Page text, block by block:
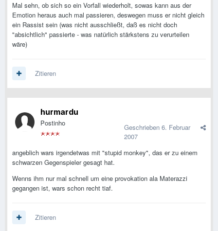
Mal sehn, ob sich so ein Vorfall wiederholt, sowas kann aus der
Emotion heraus auch mal passieren, deswegen muss er nicht gleich
ein Rassist sein (was nicht ausschließt, daß es nicht doch
"absichtlich" passierte - was natürlich stärkstens zu verurteilen
wäre)
Zitieren
hurmardu
Postinho Geschrieben 6. Februar
2007
angeblich wars irgendetwas mit "stupid monkey", das er zu einem
schwarzen Gegenspieler gesagt hat.
Wenns ihm nur mal schnell um eine provokation ala Materazzi
gegangen ist, wars schon recht tiaf.
Zitieren